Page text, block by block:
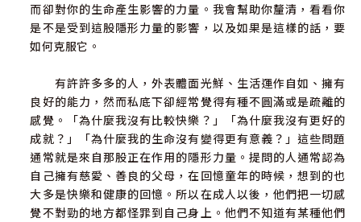
第8章終結惡性循環：給孩子你從未擁有的情感支持
運用五個原則，處理你在教養上的罪惡感
肯定到目前為止你已經達成的改變
第9章身為治療師，如何協助童年情感忽視個案
與童年情感忽視相關的兩個領域
辨認並診斷童年情感忽視
療癒的步驟和技巧
給治療師的十項重點摘要
小結
而卻對你的生命產生影響的力量。我會幫助你釐清，看看你
是不是受到這股隱形力量的影響，以及如果是這樣的話，要
如何克服它。
有許許多多的人，外表體面光鮮、生活運作自如、擁有
良好的能力，然而私底下卻經常覺得有種不圓滿或是疏離的
感覺。「為什麼我沒有比較快樂？」「為什麼我沒有更好的
成就？」「為什麼我的生命沒有變得更有意義？」這些問題
通常就是來自那股正在作用的隱形力量。提問的人通常認為
自己擁有慈愛、善良的父母，在回憶童年的時候，想到的也
大多是快樂和健康的回憶。所以在成人以後，他們把一切感
覺不對勁的地方都怪罪到自己身上。他們不知道有某種他們